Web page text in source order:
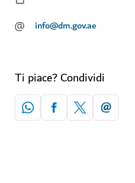
@ info@dm.gov.ae
Ti piace? Condividi